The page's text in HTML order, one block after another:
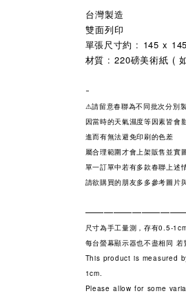
台灣製造
雙面列印
單張尺寸約 : 145 x
材質 : 220磅美術紙 (
-
⚠請留意春聯為不同批次分別
因當時的天氣濕度等因素皆會
進而有無法避免印刷的色差
屬合理範圍才會上架販售並實
單一訂單中若有多款春聯上述
請欲購買的朋友多多參考圖片
尺寸為手工量測，存有0.5-
每台螢幕顯示器也不盡相同
This product is measured
1cm.
Please allow for some